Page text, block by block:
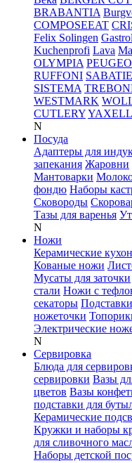
BRABANTIA
COMPOSEEAT
Felix Solingen
Kuchenprofi Lava
OLYMPIA
RUFFONI
SISTEMA
WESTMARK
CUTLERYYAXELL
N
Посуда
Адаптеры для
запекания Жаровни
Мантоварки
фондю Наборы
Сковороды
Тазы для варенья
N
Ножи
Керамические
Кованые ножи
Мусаты для заточки
стали Ножи с
секаторы
ножеточки
Электрические
N
Сервировка
Блюда для
сервировки Вазы
цветов Вазы
подставки для
Керамические
Кружки и наборы
для сливочного
Наборы детской